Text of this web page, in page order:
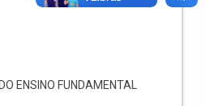
ENSINO FUNDAMENTAL